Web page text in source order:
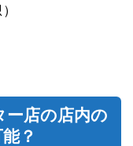
ー店の店内の
？